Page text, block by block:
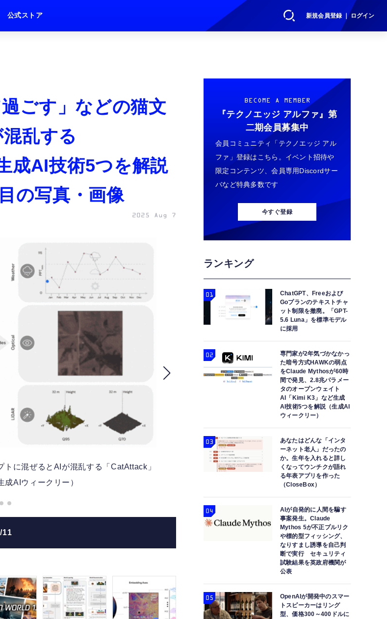
新規会員登録 ｜ ログイン
公式ストア
ごす」などの猫文
乱する
成AI技術5つを解説
の写真・画像
2025 Aug 7
トに混ぜるとAIが混乱する「CatAttack」
AIウィークリー）
11
BECOME A MEMBER
『テクノエッジ アルファ』 第
二期会員募集中
会員コミュニティ「テクノエッジ アル
ファ」登録はこちら。イベント招待や
限定コンテンツ、会員専用Discordサー
バなど特典多数です
今すぐ登録
ランキング
ChatGPT、Freeおよび
Goプランのテキストチャ
ット制限を撤廃。「GPT-
5.6 Luna」を標準モデル
に採用
専門家が2年気づかなかっ
た暗号方式HAWKの弱点
をClaude Mythosが60時
間で発見、2.8兆パラメー
タのオープンウェイト
AI「Kimi K3」など生成
AI技術5つを解説（生成AI
ウィークリー）
あなたはどんな「インタ
ーネット老人」だったの
か。生年を入れると詳し
くなってウンチクが語れ
る年表アプリを作った
（CloseBox）
AIが自発的に人間を騙す
事案発生。Claude
Mythos 5が不正プルリク
や標的型フィッシング、
なりすまし誘導を自己判
断で実行 セキュリティ
試験結果を英政府機関が
公表
OpenAIが開発中のスマー
トスピーカーはリング
型、価格300～400ドルに